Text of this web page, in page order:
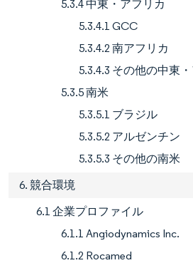
5.3.4 中東・アフリカ
5.3.4.1 GCC
5.3.4.2 南アフリカ
5.3.4.3 その他の中東
5.3.5 南米
5.3.5.1 ブラジル
5.3.5.2 アルゼンチン
5.3.5.3 その他の南米
6. 競合環境
6.1 企業プロファイル
6.1.1 Angiodynamics Inc.
6.1.2 Rocamed